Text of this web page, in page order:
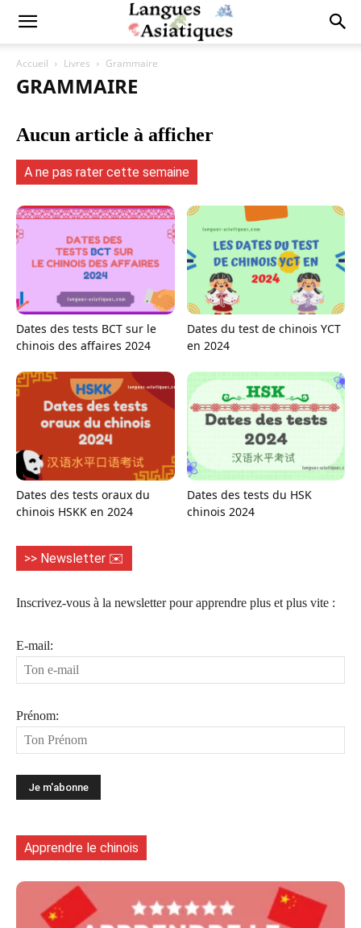
Accueil Livres Grammaire
GRAMMAIRE
Aucun article à afficher
A ne pas rater cette semaine
Dates des tests BCT sur le
chinois des affaires 2024
Dates du test de chinois YCT
en 2024
Dates des tests oraux du
chinois HSKK en 2024
Dates des tests du HSK
chinois 2024
>> Newsletter ✉️
Inscrivez-vous à la newsletter pour apprendre plus et plus vite :
E-mail:
Prénom:
Apprendre le chinois